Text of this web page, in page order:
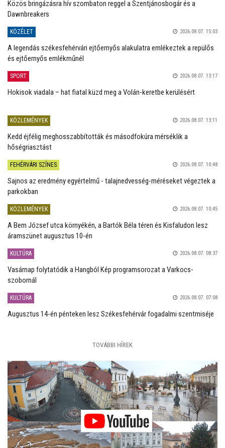
Közös bringázásra hív szombaton reggel a Szentjánosbogár és a
Dawnbreakers
KÖZÉLET 2026.08.07. 15:03
A legendás székesfehérvári ejtőernyős alakulatra emlékeztek a repülős
és ejtőernyős emlékműnél
SPORT 2026.08.07. 13:17
Hokisok viadala – hat fiatal küzd meg a Volán-keretbe kerülésért
KÖZLEMÉNYEK 2026.08.07. 13:11
Kedd éjfélig meghosszabbították és másodfokúra mérséklik a
hőségriasztást
FEHÉRVÁRI SZÍNES 2026.08.07. 10:48
Sajnos az eredmény egyértelmű - talajnedvesség-méréseket végeztek a
parkokban
KÖZLEMÉNYEK 2026.08.07. 10:45
A Bem József utca környékén, a Bartók Béla téren és Kisfaludon lesz
áramszünet augusztus 10-én
KULTÚRA 2026.08.07. 08:37
Vasárnap folytatódik a Hangból Kép programsorozat a Varkocs-
szobornál
KULTÚRA 2026.08.07. 07:08
Augusztus 14-én pénteken lesz Székesfehérvár fogadalmi szentmiséje
TOVÁBBI HÍREK